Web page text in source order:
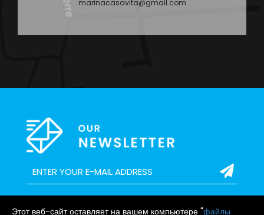
marinacasavita@gmail.com
Этот веб-сайт оставляет на вашем компьютере "файлы